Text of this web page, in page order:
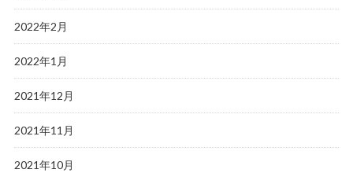
2022年2月
2022年1月
2021年12月
2021年11月
2021年10月